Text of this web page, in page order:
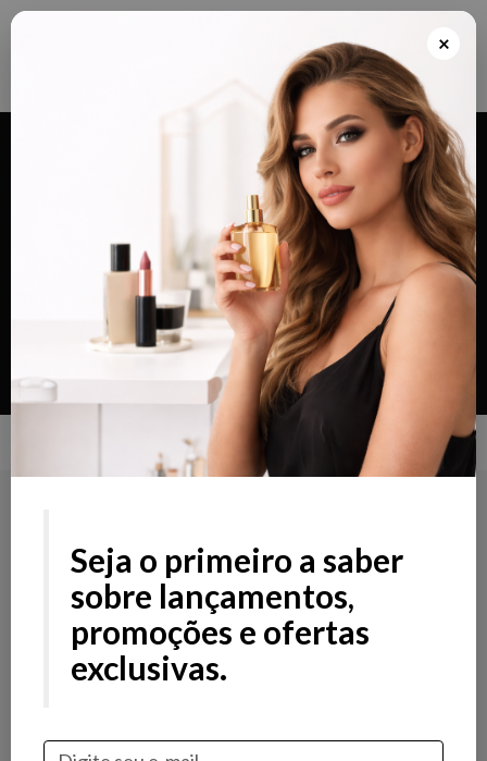
Envios grátis a partir de 100€ para Portugal e Continental e Península Espanhola
ou Levante e pague as suas encomendas nas nossas instalações em Almada
após realizar o seu pedido(indicar no final do pedido)
Preço
Stock
Novidade
×
Seja o primeiro a saber
sobre lançamentos,
promoções e ofertas
exclusivas.